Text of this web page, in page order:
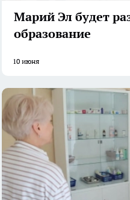
Марий Эл будет
образование
10 июня